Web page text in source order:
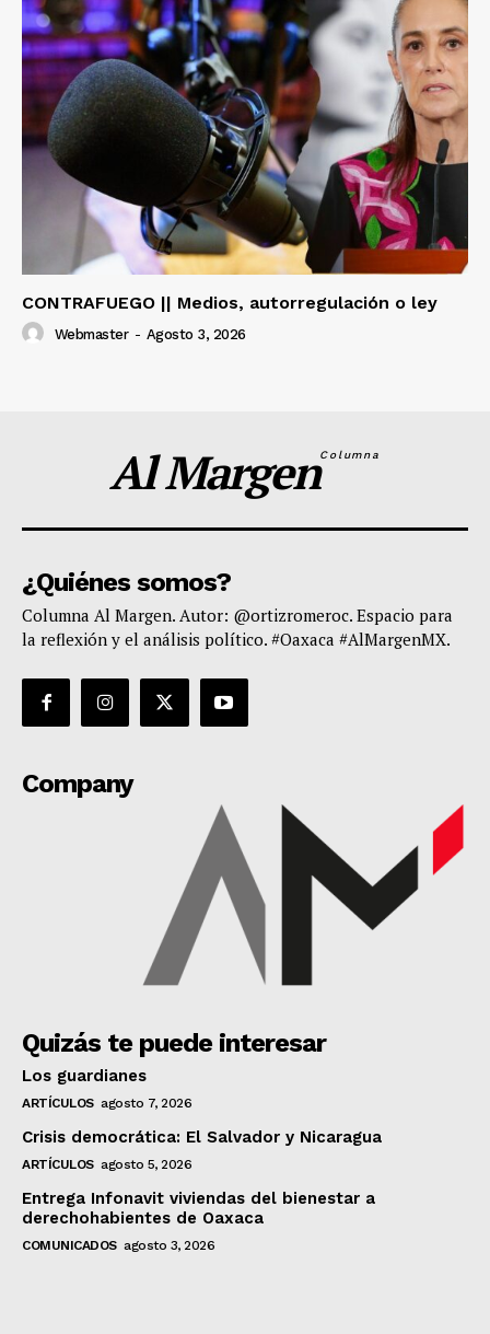
CONTRAFUEGO || Medios, autorregulación o ley
Webmaster - Agosto 3, 2026
Al MargenColumna
¿Quiénes somos?
Columna Al Margen. Autor: @ortizromeroc. Espacio para
la reflexión y el análisis político. #Oaxaca #AlMargenMX.
Company
Quizás te puede interesar
Los guardianes
ARTÍCULOS agosto 7, 2026
Crisis democrática: El Salvador y Nicaragua
ARTÍCULOS agosto 5, 2026
Entrega Infonavit viviendas del bienestar a
derechohabientes de Oaxaca
COMUNICADOS agosto 3, 2026